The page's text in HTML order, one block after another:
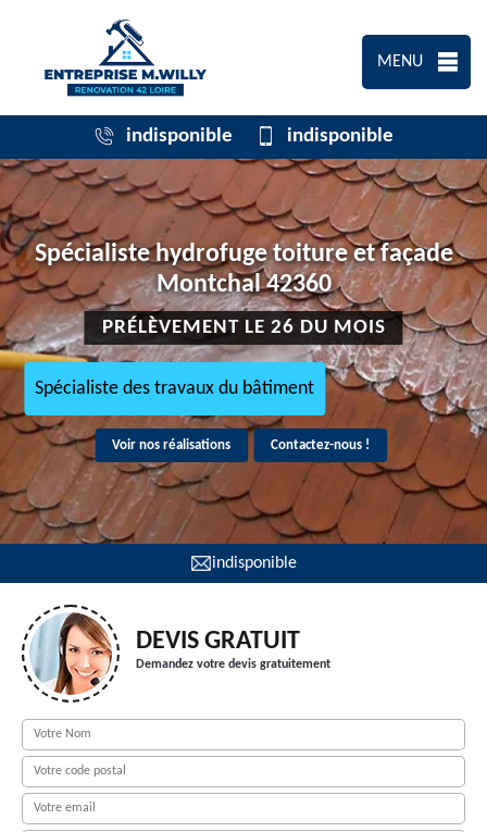
MENU
indisponible indisponible
Spécialiste hydrofuge toiture et façade
Montchal 42360
PRÉLÈVEMENT LE 26 DU MOIS
Spécialiste des travaux du bâtiment
Voir nos réalisations Contactez-nous !
indisponible
DEVIS GRATUIT
Demandez votre devis gratuitement